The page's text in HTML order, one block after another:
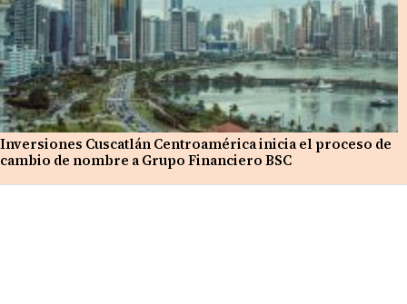
Inversiones Cuscatlán Centroamérica inicia el proceso de
cambio de nombre a Grupo Financiero BSC